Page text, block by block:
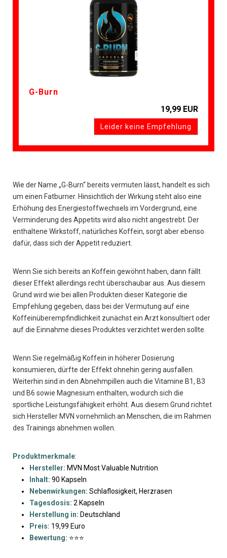
G-Burn
19,99 EUR
Leider keine Empfehlung
Wie der Name „G-Burn“ bereits vermuten lässt, handelt es sich
um einen Fatburner. Hinsichtlich der Wirkung steht also eine
Erhöhung des Energiestoffwechsels im Vordergrund, eine
Verminderung des Appetits wird also nicht angestrebt. Der
enthaltene Wirkstoff, natürliches Koffein, sorgt aber ebenso
dafür, dass sich der Appetit reduziert.
Wenn Sie sich bereits an Koffein gewöhnt haben, dann fällt
dieser Effekt allerdings recht überschaubar aus. Aus diesem
Grund wird wie bei allen Produkten dieser Kategorie die
Empfehlung gegeben, dass bei der Vermutung auf eine
Koffeinüberempfindlichkeit zunächst ein Arzt konsultiert oder
auf die Einnahme dieses Produktes verzichtet werden sollte.
Wenn Sie regelmäßig Koffein in höherer Dosierung
konsumieren, dürfte der Effekt ohnehin gering ausfallen.
Weiterhin sind in den Abnehmpillen auch die Vitamine B1, B3
und B6 sowie Magnesium enthalten, wodurch sich die
sportliche Leistungsfähigkeit erhöht. Aus diesem Grund richtet
sich Hersteller MVN vornehmlich an Menschen, die im Rahmen
des Trainings abnehmen wollen.
Produktmerkmale:
Hersteller: MVN Most Valuable Nutrition
Inhalt: 90 Kapseln
Nebenwirkungen: Schlaflosigkeit, Herzrasen
Tagesdosis: 2 Kapseln
Herstellung in: Deutschland
Preis: 19,99 Euro
Bewertung: ⭐⭐⭐